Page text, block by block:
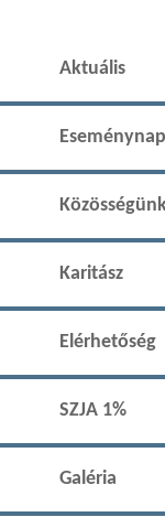
Aktuális
Karitász
Elérhetőség
SZJA 1%
Galéria